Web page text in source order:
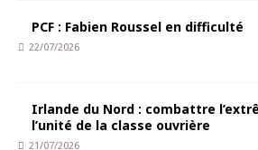
PCF : Fabien Roussel en difficulté
22/07/2026
Irlande du Nord : combattre
l’unité de la classe ouvrière
21/07/2026